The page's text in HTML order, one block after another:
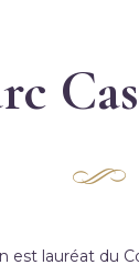
est lauréat du